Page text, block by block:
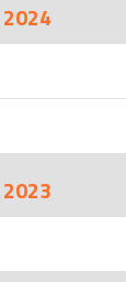
2024
2023